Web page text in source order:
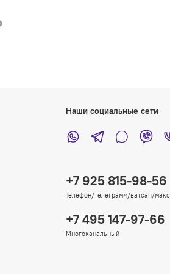
Наши социальные сети
+7 925 815-98-56
Телефон/телеграмм/ватсап/макс
+7 495 147-97-66
Многоканальный